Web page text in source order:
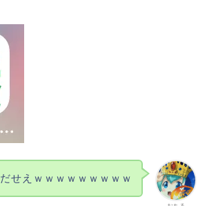
だせえｗｗｗｗｗｗｗｗｗ